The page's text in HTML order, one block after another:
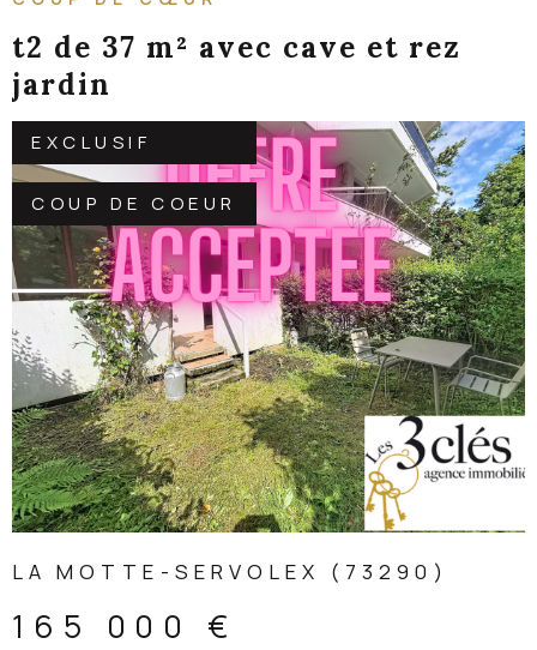
t2 de 37 m² avec cave et rez
jardin
EXCLUSIF
COUP DE COEUR
LA MOTTE-SERVOLEX (73290)
165 000 €